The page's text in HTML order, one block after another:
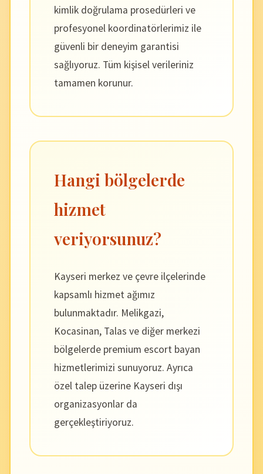
kimlik doğrulama prosedürleri ve
profesyonel koordinatörlerimiz ile
güvenli bir deneyim garantisi
sağlıyoruz. Tüm kişisel verileriniz
tamamen korunur.
Hangi bölgelerde
hizmet
veriyorsunuz?
Kayseri merkez ve çevre ilçelerinde
kapsamlı hizmet ağımız
bulunmaktadır. Melikgazi,
Kocasinan, Talas ve diğer merkezi
bölgelerde premium escort bayan
hizmetlerimizi sunuyoruz. Ayrıca
özel talep üzerine Kayseri dışı
organizasyonlar da
gerçekleştiriyoruz.